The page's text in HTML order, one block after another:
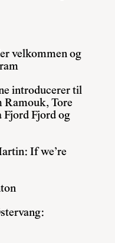
velkommen og
introducerer til
Ramouk, Tore
Fjord og
If we’re